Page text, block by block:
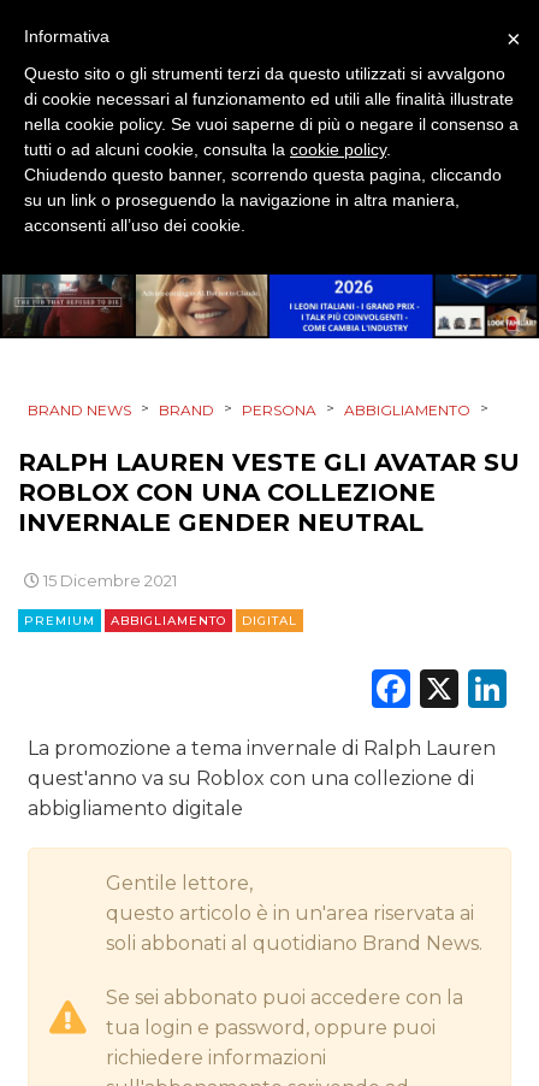
EVENTI
MOBILE
PROMOZIONI
PRODOTTI
CSR
STRATEGIE
CINEMA
ESTERNA
RADIO / AUDIO
BRAND NEWS > BRAND > PERSONA > ABBIGLIAMENTO >
RALPH LAUREN VESTE GLI AVATAR SU
ROBLOX CON UNA COLLEZIONE
INVERNALE GENDER NEUTRAL
15 Dicembre 2021
PREMIUM ABBIGLIAMENTO DIGITAL
X
La promozione a tema invernale di Ralph Lauren
quest'anno va su Roblox con una collezione di
abbigliamento digitale
Gentile lettore,
questo articolo è in un'area riservata ai
soli abbonati al quotidiano Brand News.
Se sei abbonato puoi accedere con la
tua login e password, oppure puoi
richiedere informazioni
×
Informativa
Questo sito o gli strumenti terzi da questo utilizzati si avvalgono
di cookie necessari al funzionamento ed utili alle finalità illustrate
nella cookie policy. Se vuoi saperne di più o negare il consenso a
tutti o ad alcuni cookie, consulta la cookie policy.
Chiudendo questo banner, scorrendo questa pagina, cliccando
su un link o proseguendo la navigazione in altra maniera,
acconsenti all’uso dei cookie.